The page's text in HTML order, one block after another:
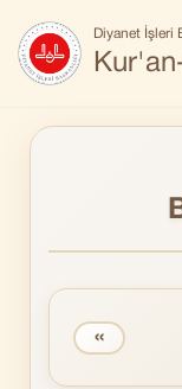
Diyanet İşleri
‹‹